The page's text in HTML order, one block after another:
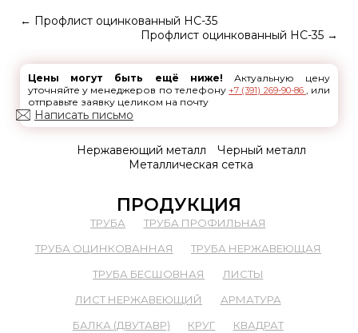
← Профлист оцинкованный НС-35
Профлист оцинкованный НС-35 →
Цены могут быть ещё ниже! Актуальную цену
уточняйте у менеджеров по телефону +7 (391) 269-90-86 , или
отправьте заявку целиком на почту
Написать письмо
Нержавеющий металл
Черный металл
Металлическая сетка
ПРОДУКЦИЯ
ТРУБА
ТРУБА ПРОФИЛЬНАЯ
ТРУБА ОЦИНКОВАННАЯ
ТРУБА НЕРЖАВЕЮЩАЯ
ТРУБА БЕСШОВНАЯ
ЛИСТЫ
ЛИСТ НЕРЖАВЕЮЩИЙ
АРМАТУРА
БАЛКА (ДВУТАВР)
КРУГ
КВАДРАТ